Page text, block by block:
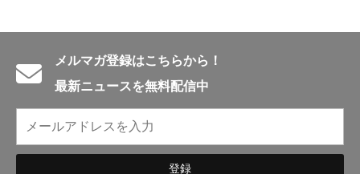
メルマガ登録はこちらから！
最新ニュースを無料配信中